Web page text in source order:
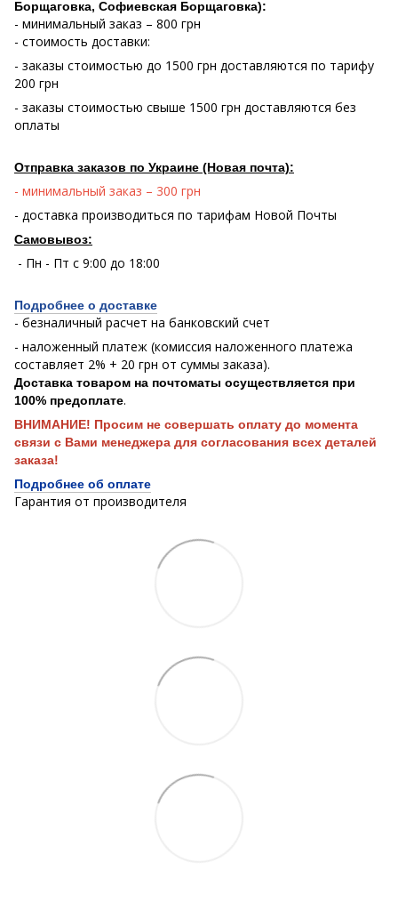
Борщаговка, Софиевская Борщаговка):
- минимальный заказ – 800 грн
- стоимость доставки:
- заказы стоимостью до 1500 грн доставляются по тарифу
200 грн
- заказы стоимостью свыше 1500 грн доставляются без
оплаты
Отправка заказов по Украине (Новая почта):
- минимальный заказ – 300 грн
- доставка производиться по тарифам Новой Почты
Самовывоз:
- Пн - Пт с 9:00 до 18:00
Подробнее о доставке
- безналичный расчет на банковский счет
- наложенный платеж (комиссия наложенного платежа
составляет 2% + 20 грн от суммы заказа).
Доставка товаром на почтоматы осуществляется при
100% предоплате.
ВНИМАНИЕ! Просим не совершать оплату до момента
связи с Вами менеджера для согласования всех деталей
заказа!
Подробнее об оплате
Гарантия от производителя